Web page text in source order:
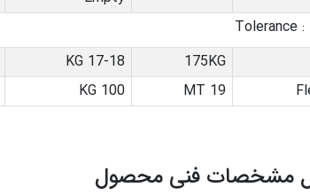
175KG
17-18 KG
19 MT
100 KG
مشخصات فنی محصول